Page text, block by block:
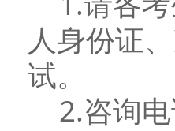
人身份证
试。
2.咨询电